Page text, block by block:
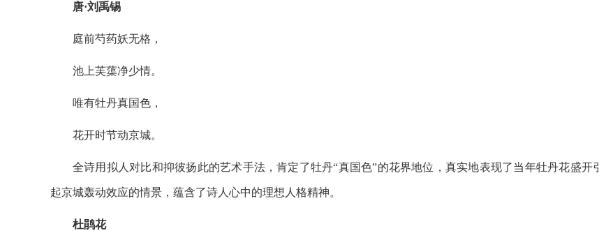
唐·刘禹锡
庭前芍药妖无格，
池上芙蕖净少情。
唯有牡丹真国色，
花开时节动京城。
全诗用拟人对比和抑彼扬此的艺术手法，肯定了牡丹“真国色”的花界地位，真实地表现了当年牡丹花盛开引
起京城轰动效应的情景，蕴含了诗人心中的理想人格精神。
杜鹃花